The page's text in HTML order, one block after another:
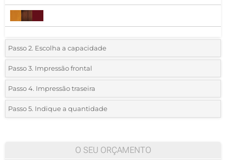
Passo 2. Escolha a capacidade
1 GB
2 GB
4 GB
Passo 3. Impressão frontal
*Selecione a técnica de personalização e o número de cores do seu
logotipo:
Serigrafia a 1 Cor
Passo 4. Impressão traseira
*Selecione a técnica de personalização e o número de cores do seu
logotipo:
Passo 5. Indique a quantidade
O SEU ORÇAMENTO